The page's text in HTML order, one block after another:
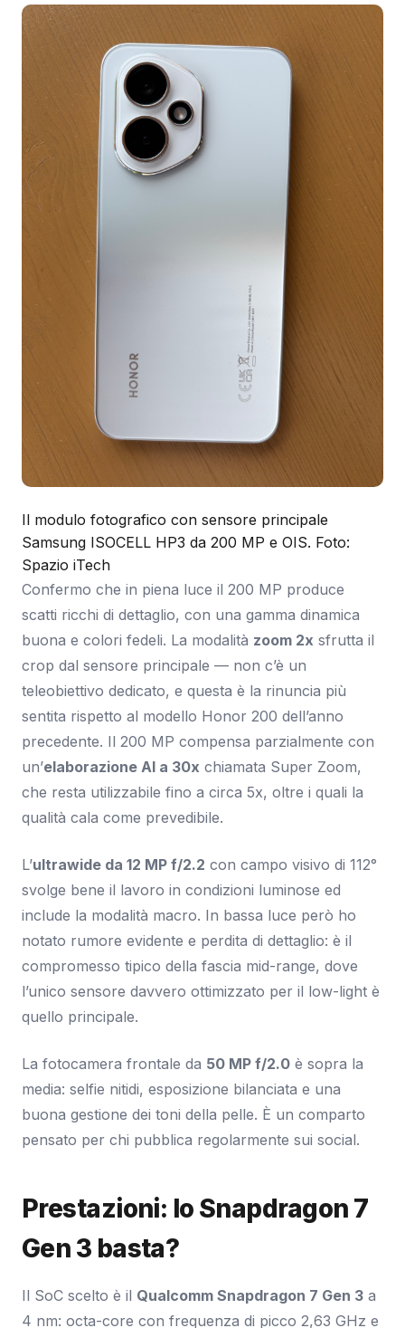
Il modulo fotografico con sensore principale
Samsung ISOCELL HP3 da 200 MP e OIS. Foto:
Spazio iTech
Confermo che in piena luce il 200 MP produce
scatti ricchi di dettaglio, con una gamma dinamica
buona e colori fedeli. La modalità zoom 2x sfrutta il
crop dal sensore principale — non c’è un
teleobiettivo dedicato, e questa è la rinuncia più
sentita rispetto al modello Honor 200 dell’anno
precedente. Il 200 MP compensa parzialmente con
un’elaborazione AI a 30x chiamata Super Zoom,
che resta utilizzabile fino a circa 5x, oltre i quali la
qualità cala come prevedibile.
L’ultrawide da 12 MP f/2.2 con campo visivo di 112°
svolge bene il lavoro in condizioni luminose ed
include la modalità macro. In bassa luce però ho
notato rumore evidente e perdita di dettaglio: è il
compromesso tipico della fascia mid-range, dove
l’unico sensore davvero ottimizzato per il low-light è
quello principale.
La fotocamera frontale da 50 MP f/2.0 è sopra la
media: selfie nitidi, esposizione bilanciata e una
buona gestione dei toni della pelle. È un comparto
pensato per chi pubblica regolarmente sui social.
Prestazioni: lo Snapdragon 7
Gen 3 basta?
Il SoC scelto è il Qualcomm Snapdragon 7 Gen 3 a
4 nm: octa-core con frequenza di picco 2,63 GHz e